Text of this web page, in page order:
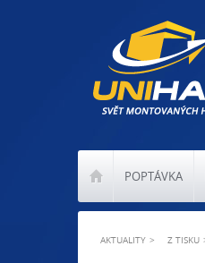
POPTÁVKA
AKTUALITY Z TISKU